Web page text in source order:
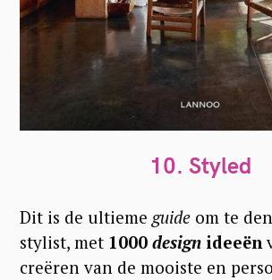
10. Styled
Dit is de ultieme guide om te
stylist, met 1000 design ideeën
creëren van de mooiste en